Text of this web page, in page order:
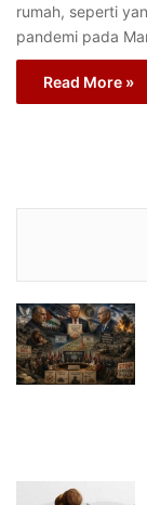
rumah, seperti
pandemi pada
Read More »